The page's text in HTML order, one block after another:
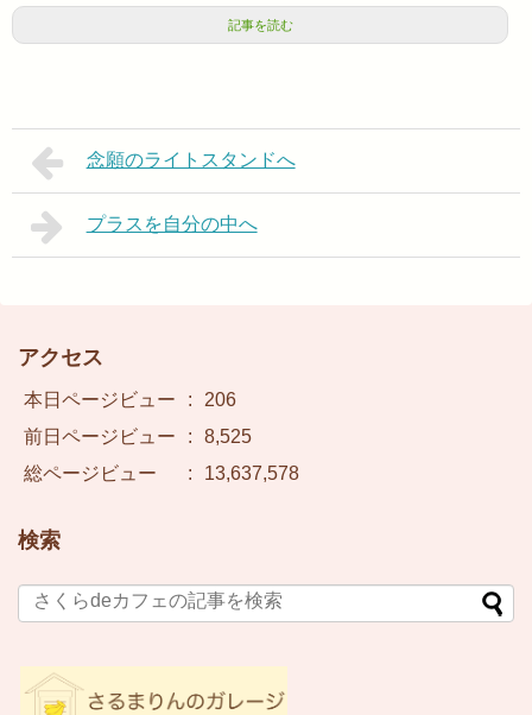
記事を読む
念願のライトスタンドへ
プラスを自分の中へ
アクセス
本日ページビュー :
206
前日ページビュー
:
8,525
総ページビュー
: 13,637,578
検索